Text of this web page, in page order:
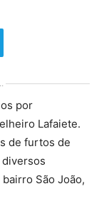
por
Lafaiete.
de furtos de
São João,